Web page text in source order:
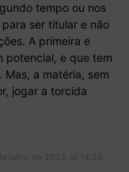
tempo ou nos
ser titular e não
A primeira e
potencial, e que tem
a matéria, sem
jogar a torcida